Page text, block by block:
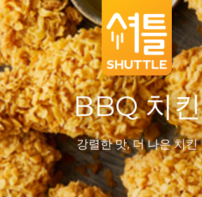
BBQ 치킨
강렬한 맛, 더 나은 치킨